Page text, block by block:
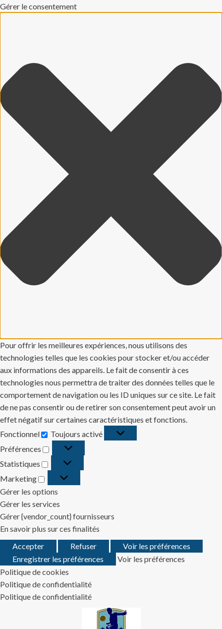
Gérer le consentement
Pour offrir les meilleures expériences, nous utilisons des
technologies telles que les cookies pour stocker et/ou accéder
aux informations des appareils. Le fait de consentir à ces
technologies nous permettra de traiter des données telles que le
comportement de navigation ou les ID uniques sur ce site. Le fait
de ne pas consentir ou de retirer son consentement peut avoir un
effet négatif sur certaines caractéristiques et fonctions.
Fonctionnel
Fonctionnel
Toujours activé
Préférences
Préférences
Statistiques
Statistiques
Marketing
Marketing
Gérer les options
Gérer les services
Gérer {vendor_count} fournisseurs
En savoir plus sur ces finalités
Accepter
Refuser
Voir les préférences
Enregistrer les préférences
Voir les préférences
Politique de cookies
Politique de confidentialité
Politique de confidentialité